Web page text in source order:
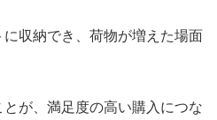
収納でき、荷物が増えた場面
が、満足度の高い購入につな